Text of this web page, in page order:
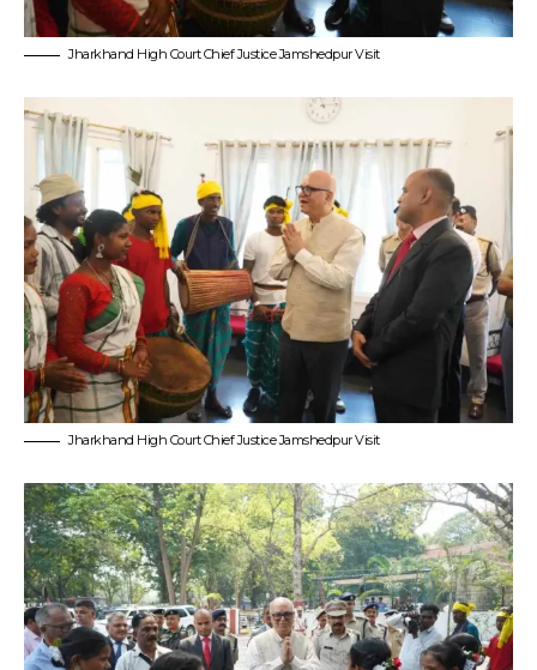
Jharkhand High Court Chief Justice Jamshedpur Visit
Jharkhand High Court Chief Justice Jamshedpur Visit